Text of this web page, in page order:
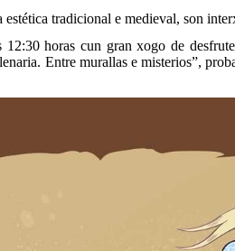
estética tradicional e medieval, son
12:30 horas cun gran xogo de
Entre murallas e misterios”,